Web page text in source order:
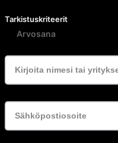
Tarkistuskriteerit
Arvosana